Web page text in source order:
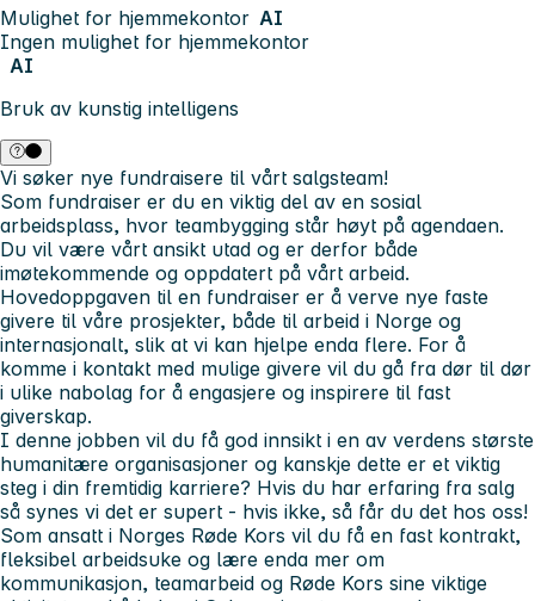
Mulighet for hjemmekontor AI
Ingen mulighet for hjemmekontor
AI
Bruk av kunstig intelligens
Vi søker nye fundraisere til vårt salgsteam!
Som fundraiser er du en viktig del av en sosial
arbeidsplass, hvor teambygging står høyt på agendaen.
Du vil være vårt ansikt utad og er derfor både
imøtekommende og oppdatert på vårt arbeid.
Hovedoppgaven til en fundraiser er å verve nye faste
givere til våre prosjekter, både til arbeid i Norge og
internasjonalt, slik at vi kan hjelpe enda flere. For å
komme i kontakt med mulige givere vil du gå fra dør til dør
i ulike nabolag for å engasjere og inspirere til fast
giverskap.
I denne jobben vil du få god innsikt i en av verdens største
humanitære organisasjoner og kanskje dette er et viktig
steg i din fremtidig karriere? Hvis du har erfaring fra salg
så synes vi det er supert - hvis ikke, så får du det hos oss!
Som ansatt i Norges Røde Kors vil du få en fast kontrakt,
fleksibel arbeidsuke og lære enda mer om
kommunikasjon, teamarbeid og Røde Kors sine viktige